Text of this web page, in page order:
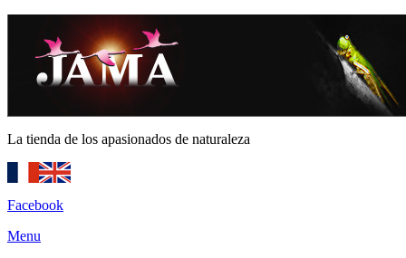
La tienda de los apasionados de naturaleza
Facebook
Menu